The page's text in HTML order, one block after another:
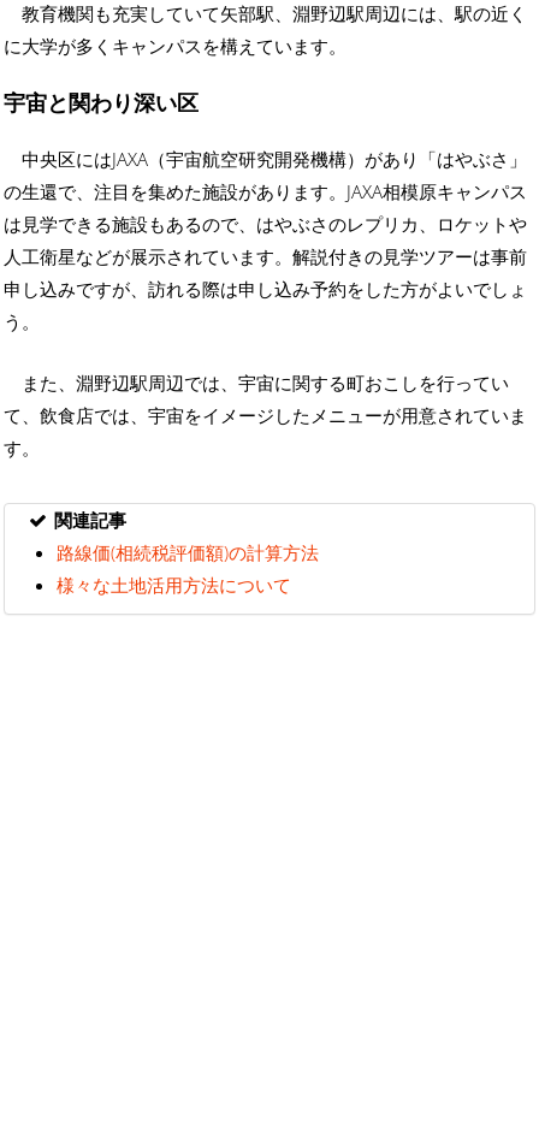
教育機関も充実していて矢部駅、淵野辺駅周辺には、駅の近く
に大学が多くキャンパスを構えています。
宇宙と関わり深い区
中央区にはJAXA（宇宙航空研究開発機構）があり「はやぶさ」
の生還で、注目を集めた施設があります。JAXA相模原キャンパス
は見学できる施設もあるので、はやぶさのレプリカ、ロケットや
人工衛星などが展示されています。解説付きの見学ツアーは事前
申し込みですが、訪れる際は申し込み予約をした方がよいでしょ
う。
また、淵野辺駅周辺では、宇宙に関する町おこしを行ってい
て、飲食店では、宇宙をイメージしたメニューが用意されていま
す。
関連記事
路線価(相続税評価額)の計算方法
様々な土地活用方法について